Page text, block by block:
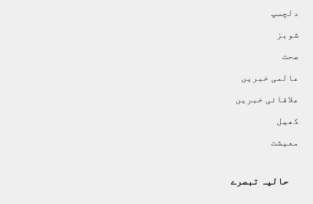
دلچسپ
شوبز
صحت
عالمی خبريں
علاقائی خبريں
کھيل
معيشت
حالیہ تبصرے